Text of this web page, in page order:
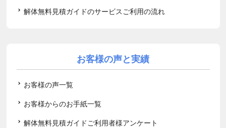
解体無料見積ガイドのサービスご利用の流れ
お客様の声と実績
お客様の声一覧
お客様からのお手紙一覧
解体無料見積ガイドご利用者様アンケート